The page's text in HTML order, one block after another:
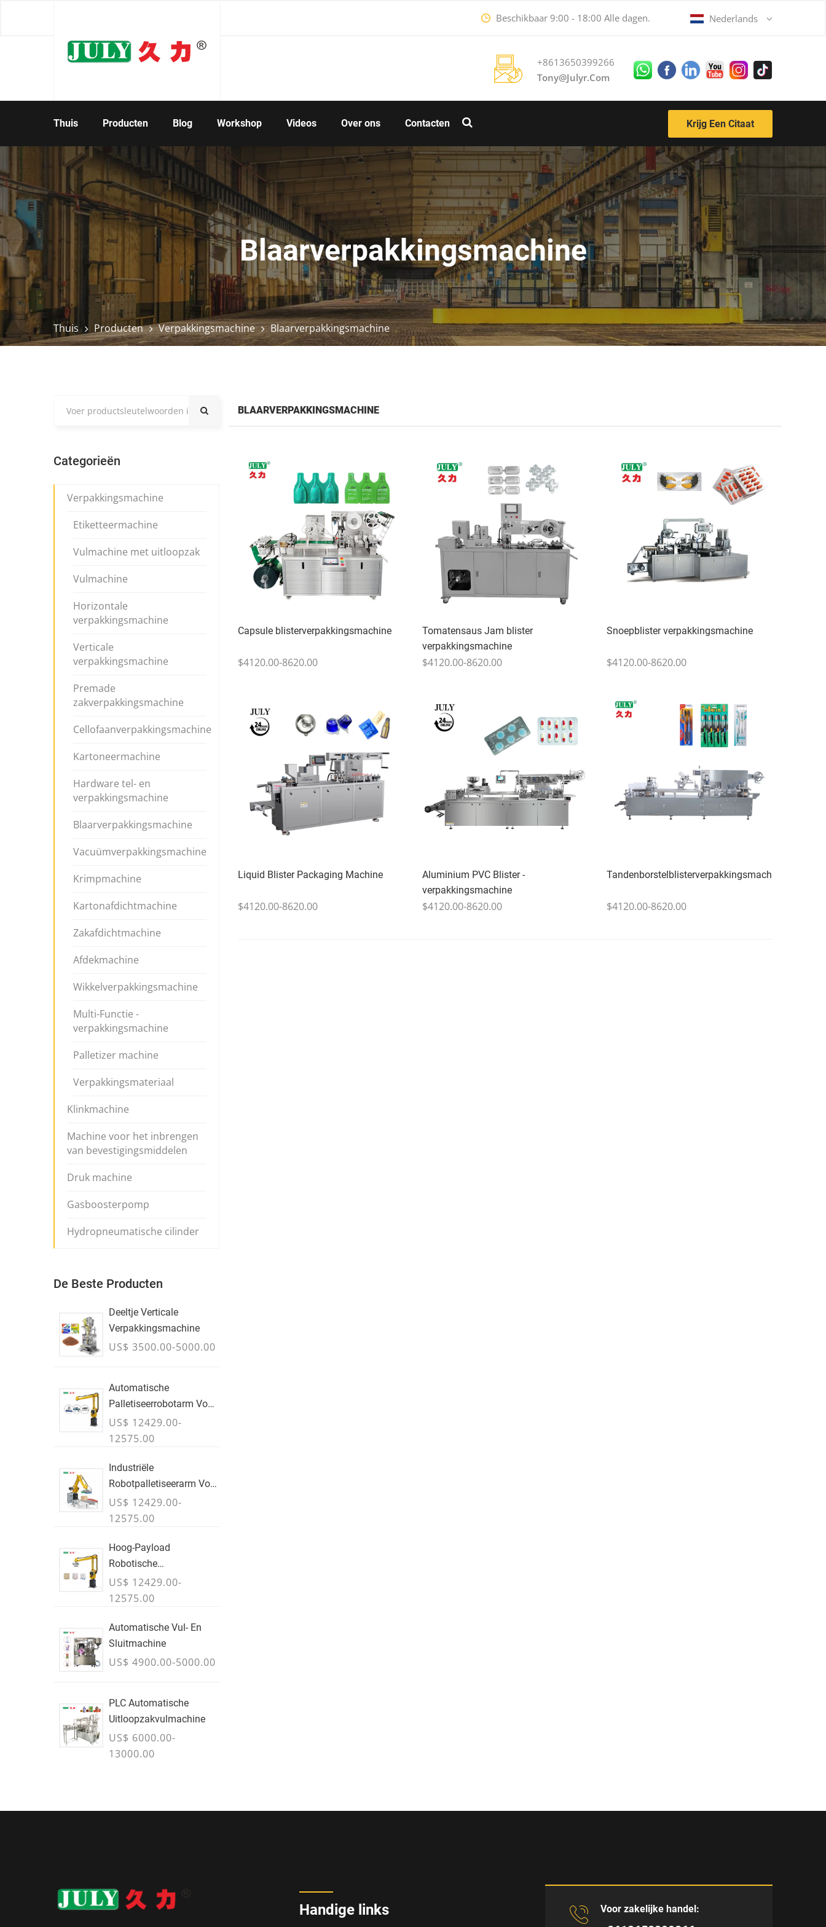
Beschikbaar 9:00 - 18:00 Alle dagen. Nederlands
+8613650399266
Tony@julyr.com
Thuis Producten Blog Workshop Videos Over ons Contacten Krijg Een Citaat
Blaarverpakkingsmachine
Thuis Producten Verpakkingsmachine Blaarverpakkingsmachine
BLAARVERPAKKINGSMACHINE
Capsule blisterverpakkingsmachine
$4120.00-8620.00
Tomatensaus Jam blister
verpakkingsmachine
$4120.00-8620.00
Snoepblister verpakkingsmachine
$4120.00-8620.00
Liquid Blister Packaging Machine
$4120.00-8620.00
Aluminium PVC Blister -
verpakkingsmachine
$4120.00-8620.00
Tandenborstelblisterverpakkingsmachine
$4120.00-8620.00
Categorieën
Verpakkingsmachine
Etiketteermachine
Vulmachine met uitloopzak
Vulmachine
Horizontale
verpakkingsmachine
Verticale
verpakkingsmachine
Premade
zakverpakkingsmachine
Cellofaanverpakkingsmachine
Kartoneermachine
Hardware tel- en
verpakkingsmachine
Blaarverpakkingsmachine
Vacuümverpakkingsmachine
Krimpmachine
Kartonafdichtmachine
Zakafdichtmachine
Afdekmachine
Wikkelverpakkingsmachine
Multi-Functie -
verpakkingsmachine
Palletizer machine
Verpakkingsmateriaal
Klinkmachine
Machine voor het inbrengen
van bevestigingsmiddelen
Druk machine
Gasboosterpomp
Hydropneumatische cilinder
De Beste Producten
Deeltje Verticale
Verpakkingsmachine
US$ 3500.00-5000.00
Automatische
Palletiseerrobotarm Voor
Dozen & Zakken
US$ 12429.00-
12575.00
Industriële
Robotpalletiseerarm Voor
Dozen & Gevallen
US$ 12429.00-
12575.00
Hoog-Payload
Robotische
Palletiseerarm Voor
Dozen, Zakken &
US$ 12429.00-
12575.00
Automatische Vul- En
Sluitmachine
US$ 4900.00-5000.00
PLC Automatische
Uitloopzakvulmachine
US$ 6000.00-
13000.00
Handige links Voor zakelijke handel: